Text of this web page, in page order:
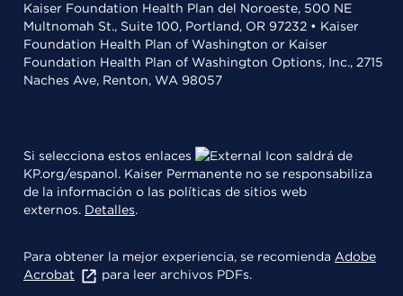
Kaiser Foundation Health Plan del Noroeste, 500 NE
Multnomah St., Suite 100, Portland, OR 97232 • Kaiser
Foundation Health Plan of Washington or Kaiser
Foundation Health Plan of Washington Options, Inc., 2715
Naches Ave, Renton, WA 98057
Si selecciona estos enlaces
saldrá de
KP.org/espanol. Kaiser Permanente no se responsabiliza
de la información o las políticas de sitios web
externos. Detalles.
Para obtener la mejor experiencia, se recomienda Adobe
Acrobat
para leer archivos PDFs.